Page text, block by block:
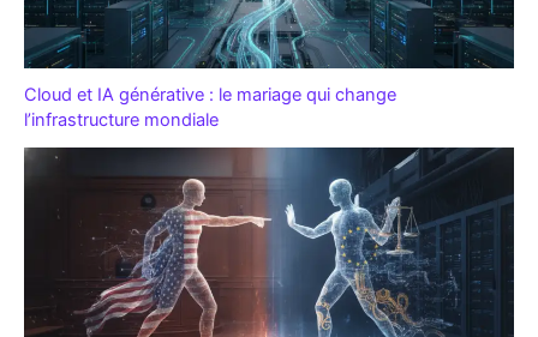
Cloud et IA générative : le mariage qui change
l’infrastructure mondiale